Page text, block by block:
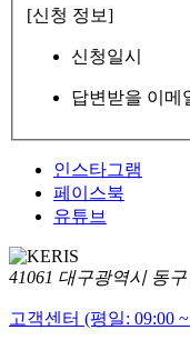
[신청 정보]
신청일시
답변받을 이메
인스타그램
페이스북
유튜브
41061 대구광역시 동
고객센터 (평일: 09:00